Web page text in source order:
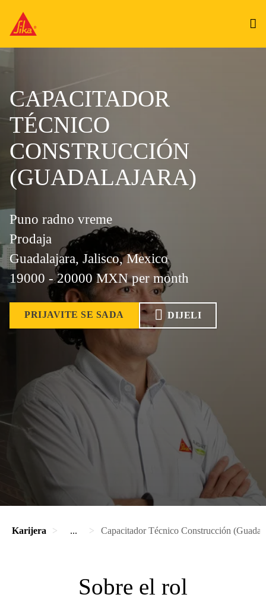
CAPACITADOR
TÉCNICO
CONSTRUCCIÓN
(GUADALAJARA)
Puno radno vreme
Prodaja
Guadalajara, Jalisco, Mexico
19000 - 20000 MXN per month
PRIJAVITE SE SADA DIJELI
Karijera ... Capacitador Técnico Construcción
Sobre el rol